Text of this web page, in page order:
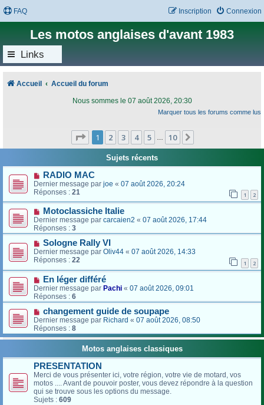
FAQ Connexion
Inscription
Les motos anglaises d'avant 1983
Links
Accueil Accueil du forum
Nous sommes le 07 août 2026, 20:30
Marquer tous les forums comme lus
Page 1sur
1 2 3 4 5 10
Sujets récents
RADIO MAC
Dernier message par joe « 07 août 2026, 20:24
Réponses : 21 1 2
Motoclassiche Italie
Dernier message par carcaien2 « 07 août 2026, 17:44
Réponses : 3
Sologne Rally VI
Dernier message par Oliv44 « 07 août 2026, 14:33
Réponses : 22 1 2
En léger différé
Dernier message par Pachi « 07 août 2026, 09:01
Réponses : 6
changement guide de soupape
Dernier message par Richard « 07 août 2026, 08:50
Réponses : 8
Motos anglaises classiques
PRESENTATION
Merci de vous présenter ici, votre région, votre vie de motard, vos
motos .... Avant de pouvoir poster, vous devez répondre à la question
qui se trouve sous les options du message.
Sujets : 609